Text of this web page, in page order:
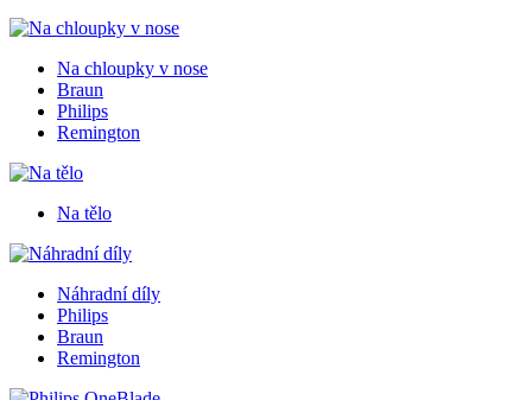
Na chloupky v nose
Braun
Philips
Remington
Na tělo
Náhradní díly
Philips
Braun
Remington